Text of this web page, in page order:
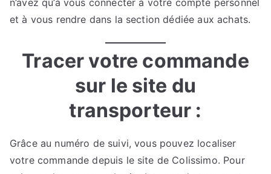
n’avez qu’à vous connecter à votre compte personnel
et à vous rendre dans la section dédiée aux achats.
Tracer votre commande
sur le site du
transporteur :
Grâce au numéro de suivi, vous pouvez localiser
votre commande depuis le site de Colissimo. Pour